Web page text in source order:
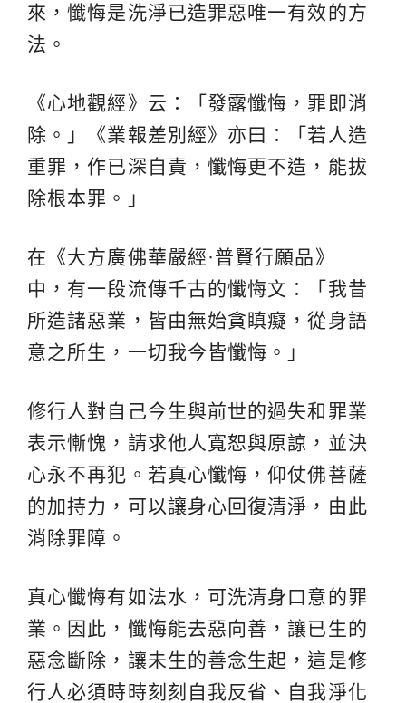
來，懺悔是洗淨已造罪惡唯一有效的方
法。
《心地觀經》云：「發露懺悔，罪即消
除。」《業報差別經》亦曰：「若人造
重罪，作已深自責，懺悔更不造，能拔
除根本罪。」
在《大方廣佛華嚴經·普賢行願品》
中，有一段流傳千古的懺悔文：「我昔
所造諸惡業，皆由無始貪瞋癡，從身語
意之所生，一切我今皆懺悔。」
修行人對自己今生與前世的過失和罪業
表示慚愧，請求他人寬恕與原諒，並決
心永不再犯。若真心懺悔，仰仗佛菩薩
的加持力，可以讓身心回復清淨，由此
消除罪障。
真心懺悔有如法水，可洗清身口意的罪
業。因此，懺悔能去惡向善，讓已生的
惡念斷除，讓未生的善念生起，這是修
行人必須時時刻刻自我反省、自我淨化